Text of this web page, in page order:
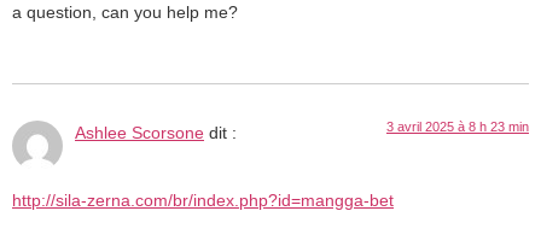
a question, can you help me?
Ashlee Scorsone dit : 3 avril 2025 à 8 h 23 min
http://sila-zerna.com/br/index.php?id=mangga-bet